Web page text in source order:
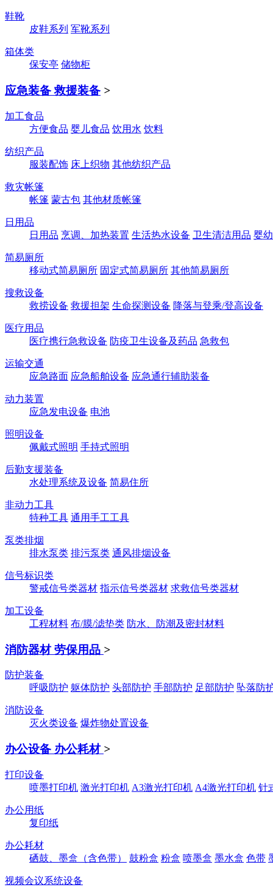
鞋靴
皮鞋系列 军靴系列
箱体类
保安亭 储物柜
应急装备 救援装备 >
加工食品
方便食品 婴儿食品 饮用水 饮料
纺织产品
服装配饰 床上织物 其他纺织产品
救灾帐篷
帐篷 蒙古包 其他材质帐篷
日用品
日用品 烹调、加热装置 生活热水设备 卫生清洁用品 婴
简易厕所
移动式简易厕所 固定式简易厕所 其他简易厕所
搜救设备
救捞设备 救援担架 生命探测设备 降落与登乘/登高设备
医疗用品
医疗携行急救设备 防疫卫生设备及药品 急救包
运输交通
应急路面 应急船舶设备 应急通行辅助装备
动力装置
应急发电设备 电池
照明设备
佩戴式照明 手持式照明
后勤支援装备
水处理系统及设备 简易住所
非动力工具
特种工具 通用手工工具
泵类排烟
排水泵类 排污泵类 通风排烟设备
信号标识类
警戒信号类器材 指示信号类器材 求救信号类器材
加工设备
工程材料 布/膜/滤垫类 防水、防潮及密封材料
消防器材 劳保用品 >
防护装备
呼吸防护 躯体防护 头部防护 手部防护 足部防护 坠落防
消防设备
灭火类设备 爆炸物处置设备
办公设备 办公耗材 >
打印设备
喷墨打印机 激光打印机 A3激光打印机 A4激光打印机 针
办公用纸
复印纸
办公耗材
硒鼓、墨盒（含色带）
鼓粉盒 粉盒 喷墨盒 墨水盒 色带
视频会议系统设备